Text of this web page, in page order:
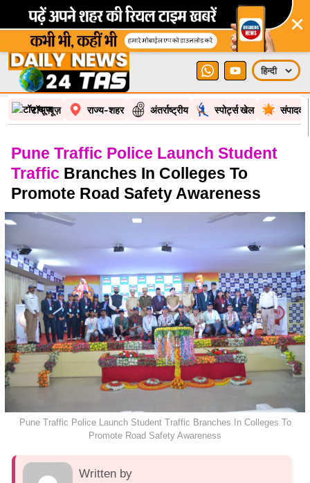
×
टॉप न्यूज़ राज्य-शहर अंतर्राष्ट्रीय स्पोर्ट्स खेल
Pune Traffic Police Launch Student
Traffic Branches In Colleges To
Promote Road Safety Awareness
Pune Traffic Police Launch Student Traffic Branches In Colleges To
Promote Road Safety Awareness
Written by